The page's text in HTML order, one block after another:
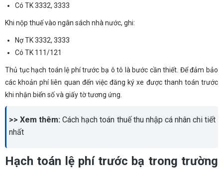
Có TK 3332, 3333
Khi nộp thuế vào ngân sách nhà nước, ghi:
Nợ TK 3332, 3333
Có TK 111/121
Thủ tục hạch toán lệ phí trước bạ ô tô là bước cần thiết. Để đảm bảo
các khoản phí liên quan đến việc đăng ký xe được thanh toán trước
khi nhận biển số và giấy tờ tương ứng.
>> Xem thêm:Cách hạch toán thuế thu nhập cá nhân chi tiết
nhất
Hạch toán lệ phí trước bạ trong trường